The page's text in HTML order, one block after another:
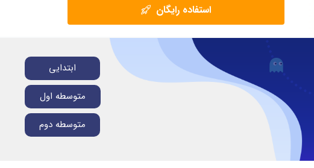
استفاده رایگان
ابتدایی
متوسطه اول
متوسطه دوم